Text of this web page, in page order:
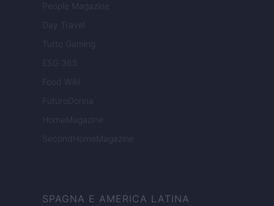
People Magazine
Day Travel
Tutto Gaming
ESG 365
Food Wiki
FuturoDonna
HomeMagazine
SecondHomeMagazine
SPAGNA E AMERICA LATINA